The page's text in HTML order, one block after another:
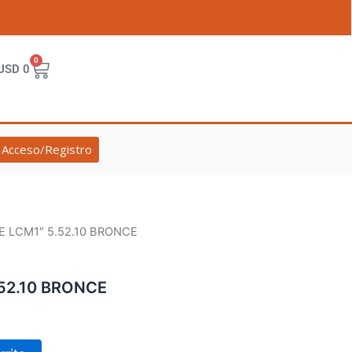
0
0
Cart
Acceso/Registro
LCM1″ 5.52.10 BRONCE
BRONCE